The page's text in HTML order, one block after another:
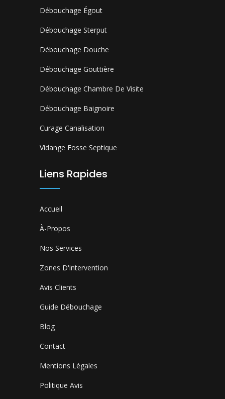
Débouchage Égout
Débouchage Sterput
Débouchage Douche
Débouchage Gouttière
Débouchage Chambre De Visite
Débouchage Baignoire
Curage Canalisation
Vidange Fosse Septique
Liens Rapides
Accueil
À-Propos
Nos Services
Zones D'intervention
Avis Clients
Guide Débouchage
Blog
Contact
Mentions Légales
Politique Avis